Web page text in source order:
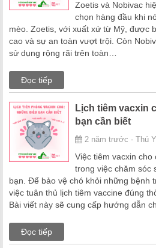
Zoetis và Nobivac
chọn hàng đầu khi
mèo. Zoetis, với xuất xứ từ Mỹ, được
cao và sự an toàn vượt trội. Còn
sử dụng rộng rãi trên toàn…
Đọc tiếp
Lịch tiêm vacxin
bạn cần biết
2 năm trước - Thú
Việc tiêm vacxin cho
trong việc chăm sóc
bạn. Để bảo vệ chó khỏi những bệnh
việc tuân thủ lịch tiêm vaccine đúng
Bài viết này sẽ cung cấp hướng dẫn
Đọc tiếp